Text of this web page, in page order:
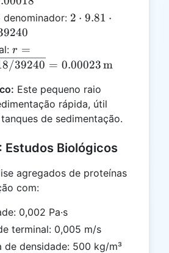
\cdot
denominador: 2
\cdot
2000
=
39240
2 ⋅ 9.81 ⋅
r =
\sqrt{0.00018
0.00023 \,
\text{m}
r =
39240 = 0.00023m
Este pequeno raio
rápida, útil
de sedimentação.
Estudos Biológicos
agregados de proteínas
com:
0,002 Pa·s
terminal: 0,005 m/s
de densidade: 500 kg/m³